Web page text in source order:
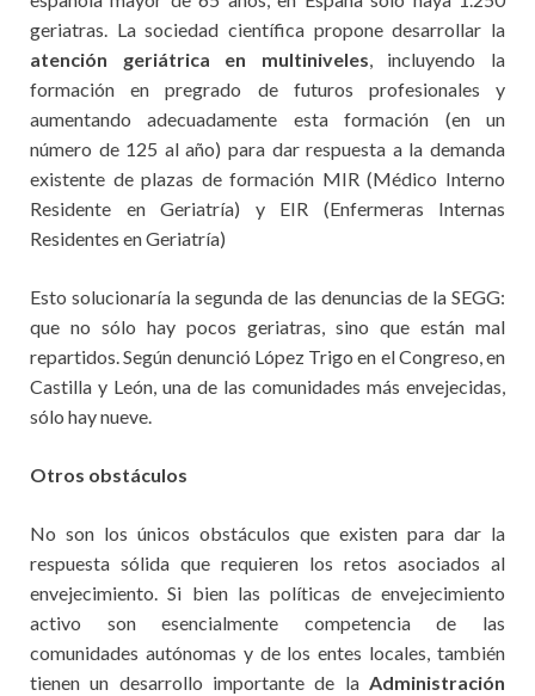
geriatras. La sociedad científica propone desarrollar la
atención geriátrica en multiniveles, incluyendo la
formación en pregrado de futuros profesionales y
aumentando adecuadamente esta formación (en un
número de 125 al año) para dar respuesta a la demanda
existente de plazas de formación MIR (Médico Interno
Residente en Geriatría) y EIR (Enfermeras Internas
Residentes en Geriatría)
Esto solucionaría la segunda de las denuncias de la SEGG:
que no sólo hay pocos geriatras, sino que están mal
repartidos. Según denunció López Trigo en el Congreso, en
Castilla y León, una de las comunidades más envejecidas,
sólo hay nueve.
Otros obstáculos
No son los únicos obstáculos que existen para dar la
respuesta sólida que requieren los retos asociados al
envejecimiento. Si bien las políticas de envejecimiento
activo son esencialmente competencia de las
comunidades autónomas y de los entes locales, también
tienen un desarrollo importante de la Administración